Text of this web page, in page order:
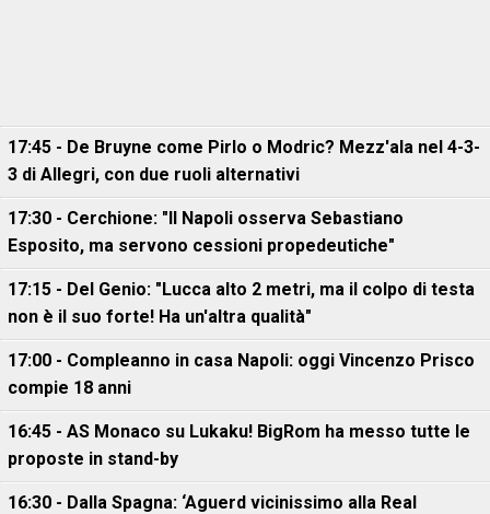
17:45 - De Bruyne come Pirlo o Modric? Mezz'ala nel 4-3-
3 di Allegri, con due ruoli alternativi
17:30 - Cerchione: "Il Napoli osserva Sebastiano
Esposito, ma servono cessioni propedeutiche"
17:15 - Del Genio: "Lucca alto 2 metri, ma il colpo di testa
non è il suo forte! Ha un'altra qualità"
17:00 - Compleanno in casa Napoli: oggi Vincenzo Prisco
compie 18 anni
16:45 - AS Monaco su Lukaku! BigRom ha messo tutte le
proposte in stand-by
16:30 - Dalla Spagna: ‘Aguerd vicinissimo alla Real